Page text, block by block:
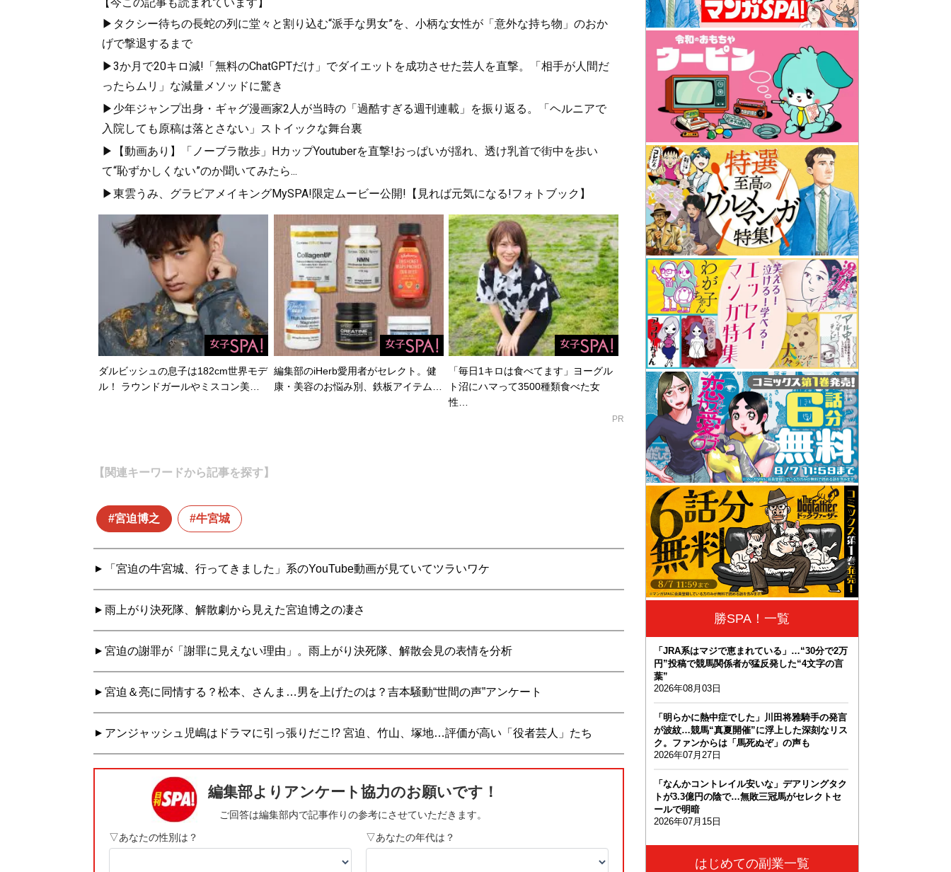
▶タクシー待ちの長蛇の列に堂々と割り込む“派手な男女”を、小柄な女性が「意外な持ち物」のおか
げで撃退するまで
▶3か月で20キロ減!「無料のChatGPTだけ」でダイエットを成功させた芸人を直撃。「相手が人間だ
ったらムリ」な減量メソッドに驚き
▶少年ジャンプ出身・ギャグ漫画家2人が当時の「過酷すぎる週刊連載」を振り返る。「ヘルニアで
入院しても原稿は落とさない」ストイックな舞台裏
▶【動画あり】「ノーブラ散歩」HカップYoutuberを直撃!おっぱいが揺れ、透け乳首で街中を歩い
て“恥ずかしくない”のか聞いてみたら...
▶東雲うみ、グラビアメイキングMySPA!限定ムービー公開!【見れば元気になる!フォトブック】
ダルビッシュの息子は182cm世界モデ
ル！ ラウンドガールやミスコン美…
編集部のiHerb愛用者がセレクト。健
康・美容のお悩み別、鉄板アイテム…
「毎日1キロは食べてます」ヨーグル
ト沼にハマって3500種類食べた女
性…
PR
【関連キーワードから記事を探す】
宮迫博之 牛宮城
「宮迫の牛宮城、行ってきました」系のYouTube動画が見ていてツラいワケ
雨上がり決死隊、解散劇から見えた宮迫博之の凄さ
宮迫の謝罪が「謝罪に見えない理由」。雨上がり決死隊、解散会見の表情を分析
宮迫＆亮に同情する？松本、さんま…男を上げたのは？吉本騒動“世間の声”アンケート
アンジャッシュ児嶋はドラマに引っ張りだこ!? 宮迫、竹山、塚地…評価が高い「役者芸人」たち
勝SPA！一覧
「JRA系はマジで恵まれている」…“30分で2万
円”投稿で競馬関係者が猛反発した“4文字の言
葉”
2026年08月03日
「明らかに熱中症でした」川田将雅騎手の発言
が波紋…競馬“真夏開催”に浮上した深刻なリス
ク。ファンからは「馬死ぬぞ」の声も
2026年07月27日
「なんかコントレイル安いな」デアリングタク
トが3.3億円の陰で…無敗三冠馬がセレクトセ
ールで明暗
2026年07月15日
はじめての副業一覧